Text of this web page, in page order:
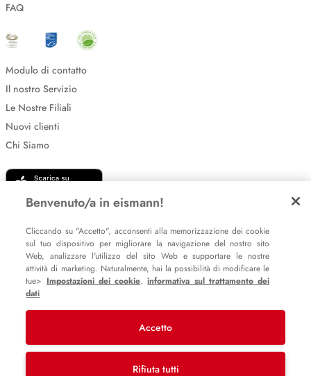
FAQ
Modulo di contatto
Il nostro Servizio
Le Nostre Filiali
Nuovi clienti
Chi Siamo
Impostazione dei cookie
Informative sulla privacy
Policy Whistleblowing
© 2007 – 2026 eismann s.r.l.
Benvenuto/a in eismann!
Cliccando su "Accetto", acconsenti alla memorizzazione dei cookie
sul tuo dispositivo per migliorare la navigazione del nostro sito
Web, analizzare l'utilizzo del sito Web e supportare le nostre
attività di marketing. Naturalmente, hai la possibilità di modificare le
tue> Impostazioni dei cookie.informativa sul trattamento dei
dati
Accetto
Rifiuta tutti